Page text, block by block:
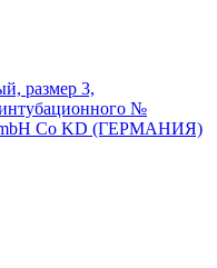
размер 3,
№
Co KD (ГЕРМАНИЯ)